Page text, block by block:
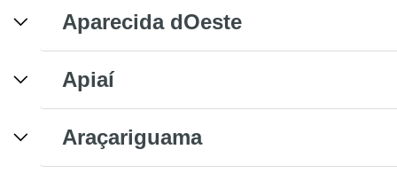
Aparecida dOeste
Apiaí
Araçariguama